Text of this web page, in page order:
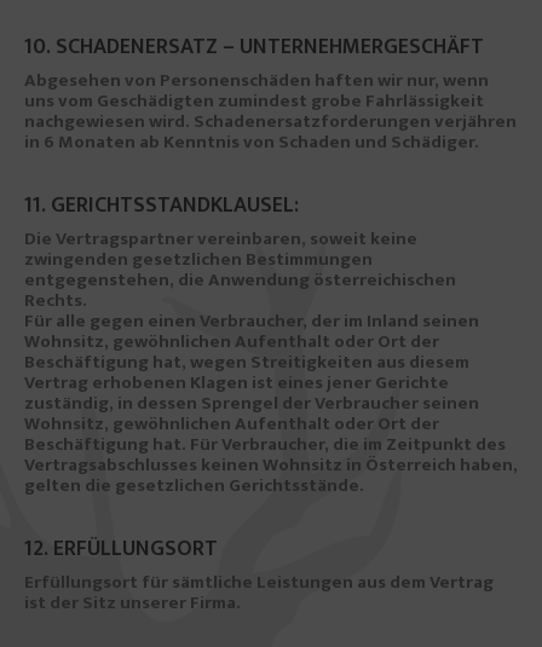
10. SCHADENERSATZ – UNTERNEHMERGESCHÄFT
Abgesehen von Personenschäden haften wir nur, wenn
uns vom Geschädigten zumindest grobe Fahrlässigkeit
nachgewiesen wird. Schadenersatzforderungen verjähren
in 6 Monaten ab Kenntnis von Schaden und Schädiger.
11. GERICHTSSTANDKLAUSEL:
Die Vertragspartner vereinbaren, soweit keine
zwingenden gesetzlichen Bestimmungen
entgegenstehen, die Anwendung österreichischen
Rechts.
Für alle gegen einen Verbraucher, der im Inland seinen
Wohnsitz, gewöhnlichen Aufenthalt oder Ort der
Beschäftigung hat, wegen Streitigkeiten aus diesem
Vertrag erhobenen Klagen ist eines jener Gerichte
zuständig, in dessen Sprengel der Verbraucher seinen
Wohnsitz, gewöhnlichen Aufenthalt oder Ort der
Beschäftigung hat. Für Verbraucher, die im Zeitpunkt des
Vertragsabschlusses keinen Wohnsitz in Österreich haben,
gelten die gesetzlichen Gerichtsstände.
12. ERFÜLLUNGSORT
Erfüllungsort für sämtliche Leistungen aus dem Vertrag
ist der Sitz unserer Firma.